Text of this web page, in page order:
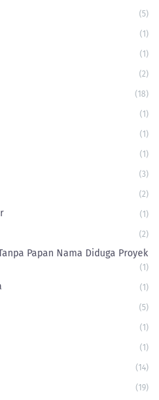
(5)
(1)
(1)
(2)
(18)
(1)
(1)
(1)
(3)
(2)
(1)
(2)
Papan Nama Diduga Proyek
(1)
(1)
(5)
(1)
(1)
(14)
(19)